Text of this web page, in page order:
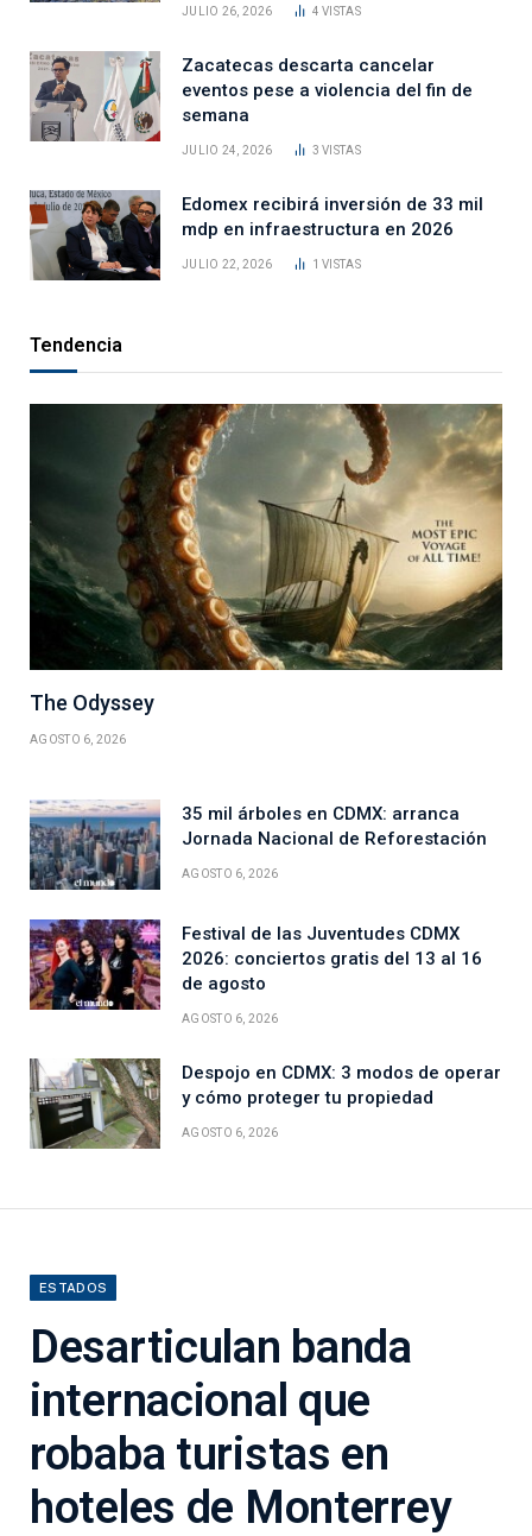
JULIO 26, 2026 4VISTAS
Zacatecas descarta cancelar
eventos pese a violencia del fin de
semana
JULIO 24, 2026 3VISTAS
Edomex recibirá inversión de 33 mil
mdp en infraestructura en 2026
JULIO 22, 2026 1VISTAS
Tendencia
The Odyssey
AGOSTO 6, 2026
35 mil árboles en CDMX: arranca
Jornada Nacional de Reforestación
AGOSTO 6, 2026
Festival de las Juventudes CDMX
2026: conciertos gratis del 13 al 16
de agosto
AGOSTO 6, 2026
Despojo en CDMX: 3 modos de operar
y cómo proteger tu propiedad
AGOSTO 6, 2026
ESTADOS
Desarticulan banda
internacional que
robaba turistas en
hoteles de Monterrey